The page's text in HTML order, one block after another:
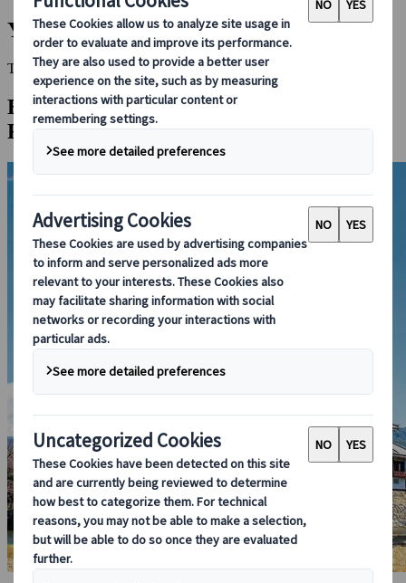
Yudanaka Onsen
This Destination is disabled to display.
Entdecken Sie andere Reiseziele in dieser
Region